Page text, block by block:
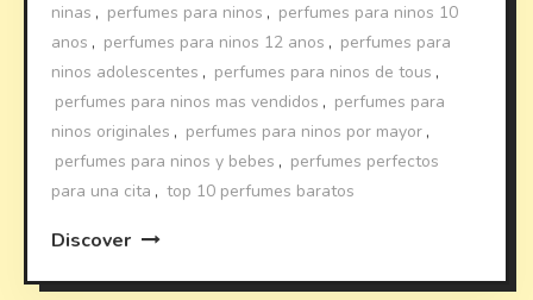
ninas , perfumes para ninos , perfumes para ninos 10
anos , perfumes para ninos 12 anos , perfumes para
ninos adolescentes , perfumes para ninos de tous ,
perfumes para ninos mas vendidos , perfumes para
ninos originales , perfumes para ninos por mayor ,
perfumes para ninos y bebes , perfumes perfectos
para una cita , top 10 perfumes baratos
Discover